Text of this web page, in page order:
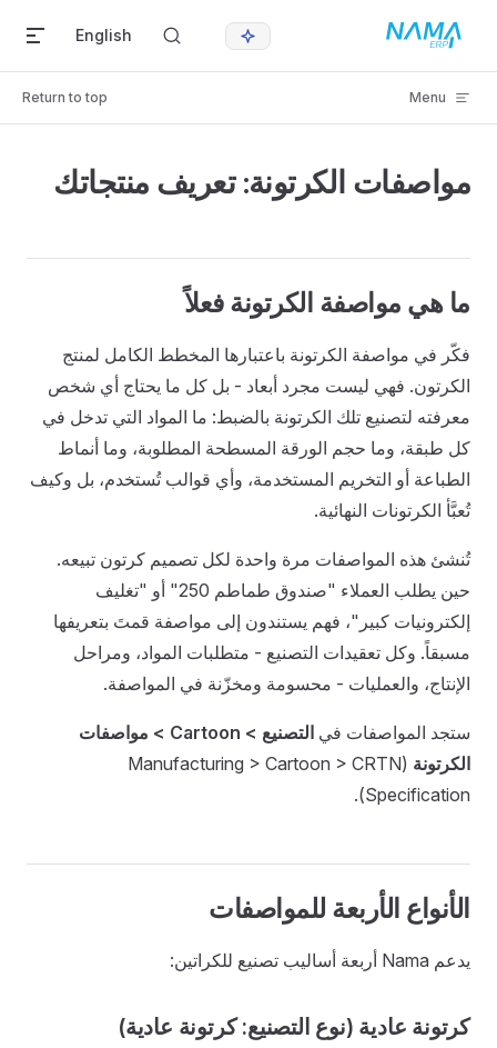
Skip to content
English
Menu
Return to top
مواصفات الكرتونة: تعريف منتجاتك
ما هي مواصفة الكرتونة فعلاً
فكّر في مواصفة الكرتونة باعتبارها المخطط الكامل لمنتج
الكرتون. فهي ليست مجرد أبعاد - بل كل ما يحتاج أي شخص
معرفته لتصنيع تلك الكرتونة بالضبط: ما المواد التي تدخل في
كل طبقة، وما حجم الورقة المسطحة المطلوبة، وما أنماط
الطباعة أو التخريم المستخدمة، وأي قوالب تُستخدم، بل وكيف
تُعبَّأ الكرتونات النهائية.
تُنشئ هذه المواصفات مرة واحدة لكل تصميم كرتون تبيعه.
حين يطلب العملاء "صندوق طماطم 250" أو "تغليف
إلكترونيات كبير"، فهم يستندون إلى مواصفة قمتَ بتعريفها
مسبقاً. وكل تعقيدات التصنيع - متطلبات المواد، ومراحل
الإنتاج، والعمليات - محسومة ومخزّنة في المواصفة.
ستجد المواصفات في
التصنيع > Cartoon > مواصفات
الكرتونة (Manufacturing > Cartoon > CRTN
Specification).
الأنواع الأربعة للمواصفات
يدعم Nama أربعة أساليب تصنيع للكراتين:
كرتونة عادية (نوع التصنيع: كرتونة عادية)